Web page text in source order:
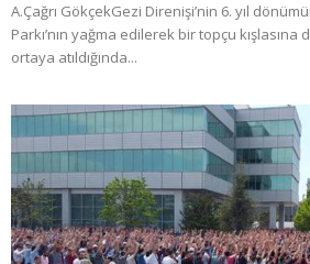
A.Çağrı Gökçek ​Gezi Direnişi’nin 6. yıl
Parkı’nın yağma edilerek bir topçu
ortaya atıldığında...